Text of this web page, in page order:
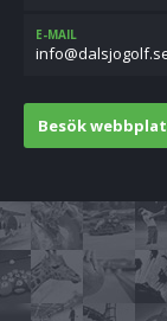
E-MAIL
Besök